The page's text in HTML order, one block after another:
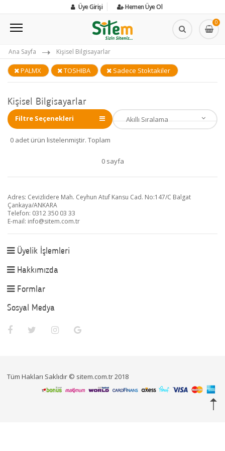
Üye Girişi Hemen Üye Ol
0
Ana Sayfa Kişisel Bilgisayarlar
PALMX TOSHIBA Sadece Stoktakiler
Kişisel Bilgisayarlar
Filtre Seçenekleri
0 adet ürün listelenmiştir. Toplam
0 sayfa
Adres: Cevizlidere Mah. Ceyhun Atuf Kansu Cad. No:147/C Balgat
Çankaya/ANKARA
Telefon: 0312 350 03 33
E-mail: info@sitem.com.tr
Üyelik İşlemleri
Hakkımızda
Formlar
Sosyal Medya
Tüm Hakları Saklıdır © sitem.com.tr 2018